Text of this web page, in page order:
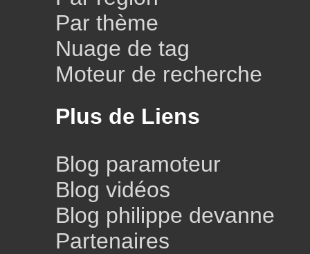
Par thème
Nuage de tag
Moteur de recherche
Plus de Liens
Blog paramoteur
Blog vidéos
Blog philippe devanne
Partenaires